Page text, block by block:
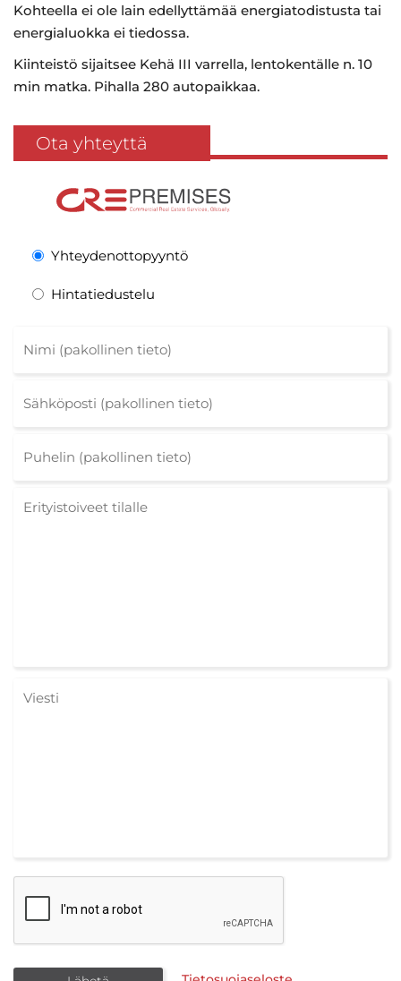
Kohteella ei ole lain edellyttämää energiatodistusta tai
energialuokka ei tiedossa.
Kiinteistö sijaitsee Kehä III varrella, lentokentälle n. 10
min matka. Pihalla 280 autopaikkaa.
Ota yhteyttä
Yhteydenottopyyntö
Hintatiedustelu